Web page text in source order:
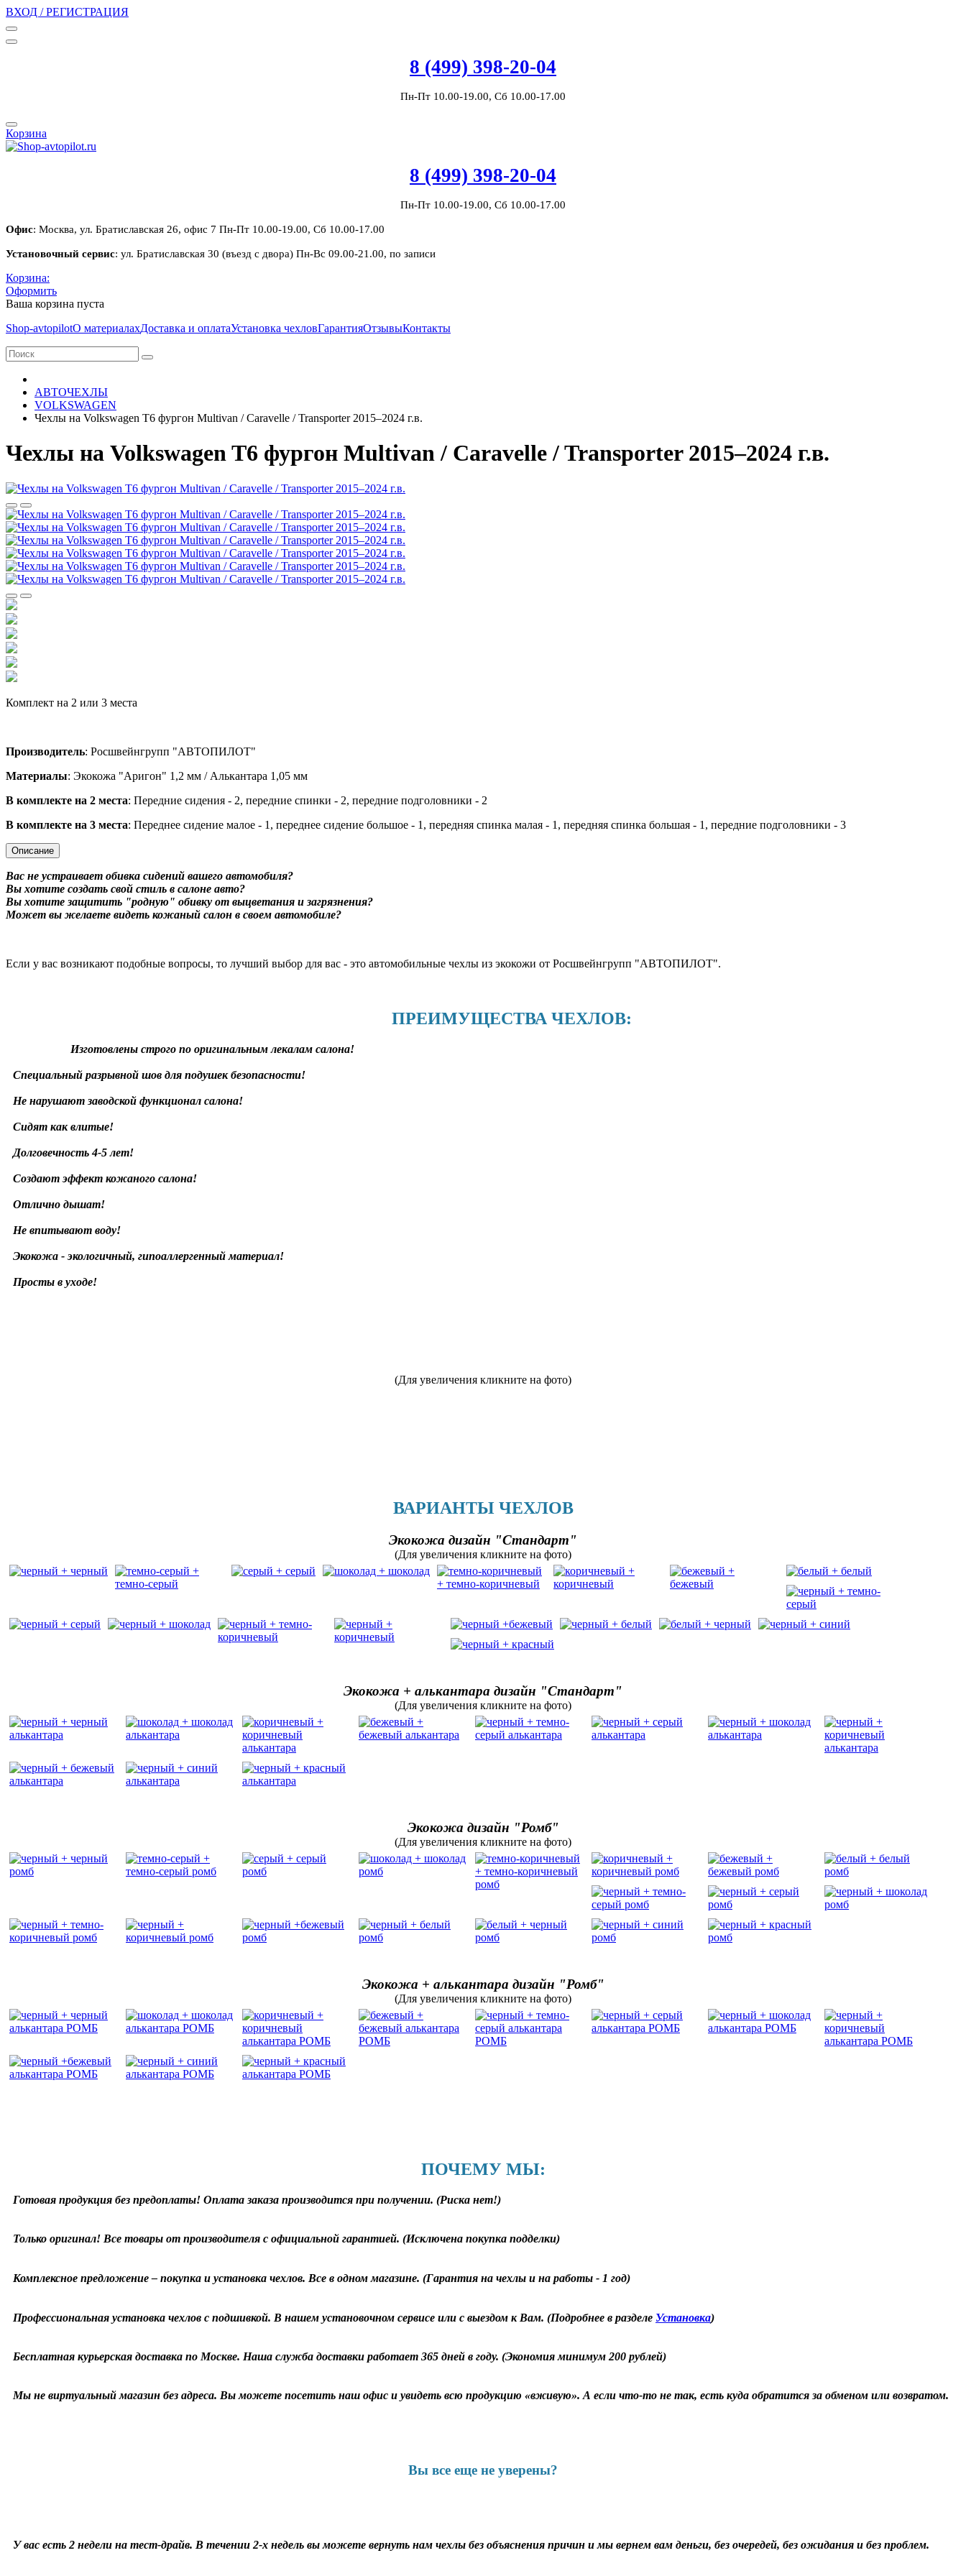
ВХОД / РЕГИСТРАЦИЯ
8 (499) 398-20-04
Пн-Пт 10.00-19.00, Сб 10.00-17.00
Корзина
8 (499) 398-20-04
Пн-Пт 10.00-19.00, Сб 10.00-17.00
Офис: Москва, ул. Братиславская 26, офис 7 Пн-Пт 10.00-19.00, Сб 10.00-17.00
Установочный сервис: ул. Братиславская 30 (въезд с двора) Пн-Вс 09.00-21.00, по записи
Корзина:
Оформить
Ваша корзина пуста
Shop-avtopilotО материалахДоставка и оплатаУстановка чехловГарантияОтзывыКонтакты
АВТОЧЕХЛЫ
VOLKSWAGEN
Чехлы на Volkswagen T6 фургон Multivan / Caravelle / Transporter 2015–2024 г.в.
Чехлы на Volkswagen T6 фургон Multivan / Caravelle / Transporter 2015–2024 г.в.
Комплект на 2 или 3 места
Производитель: Росшвейнгрупп "АВТОПИЛОТ"
Материалы: Экокожа "Аригон" 1,2 мм / Алькантара 1,05 мм
В комплекте на 2 места: Передние сидения - 2, передние спинки - 2, передние подголовники - 2
В комплекте на 3 места: Переднее сидение малое - 1, переднее сидение большое - 1, передняя спинка малая - 1, передняя спинка большая - 1, передние подголовники - 3
Описание
Вас не устраивает обивка сидений вашего автомобиля?
Вы хотите создать свой стиль в салоне авто?
Вы хотите защитить "родную" обивку от выцветания и загрязнения?
Может вы желаете видеть кожаный салон в своем автомобиле?
Если у вас возникают подобные вопросы, то лучший выбор для вас - это автомобильные чехлы из экокожи от Росшвейнгрупп "АВТОПИЛОТ".
ПРЕИМУЩЕСТВА ЧЕХЛОВ:
Изготовлены строго по оригинальным лекалам салона!
Специальный разрывной шов для подушек безопасности!
Не нарушают заводской функционал салона!
Сидят как влитые!
Долговечность 4-5 лет!
Создают эффект кожаного салона!
Отлично дышат!
Не впитывают воду!
Экокожа - экологичный, гипоаллергенный материал!
Просты в уходе!
(Для увеличения кликните на фото)
ВАРИАНТЫ ЧЕХЛОВ
Экокожа дизайн "Стандарт"
(Для увеличения кликните на фото)
Экокожа + алькантара дизайн "Стандарт"
(Для увеличения кликните на фото)
Экокожа дизайн "Ромб"
(Для увеличения кликните на фото)
Экокожа + алькантара дизайн "Ромб"
(Для увеличения кликните на фото)
ПОЧЕМУ МЫ:
Готовая продукция без предоплаты! Оплата заказа производится при получении. (Риска нет!)
Только оригинал! Все товары от производителя с официальной гарантией. (Исключена покупка подделки)
Комплексное предложение – покупка и установка чехлов. Все в одном магазине. (Гарантия на чехлы и на работы - 1 год)
Профессиональная установка чехлов с подшивкой. В нашем установочном сервисе или с выездом к Вам. (Подробнее в разделе Установка)
Бесплатная курьерская доставка по Москве. Наша служба доставки работает 365 дней в году. (Экономия минимум 200 рублей)
Мы не виртуальный магазин без адреса. Вы можете посетить наш офис и увидеть всю продукцию «вживую». А если что-то не так, есть куда обратится за обменом или возвратом.
Вы все еще не уверены?
У вас есть 2 недели на тест-драйв. В течении 2-х недель вы можете вернуть нам чехлы без объяснения причин и мы вернем вам деньги, без очередей, без ожидания и без проблем.